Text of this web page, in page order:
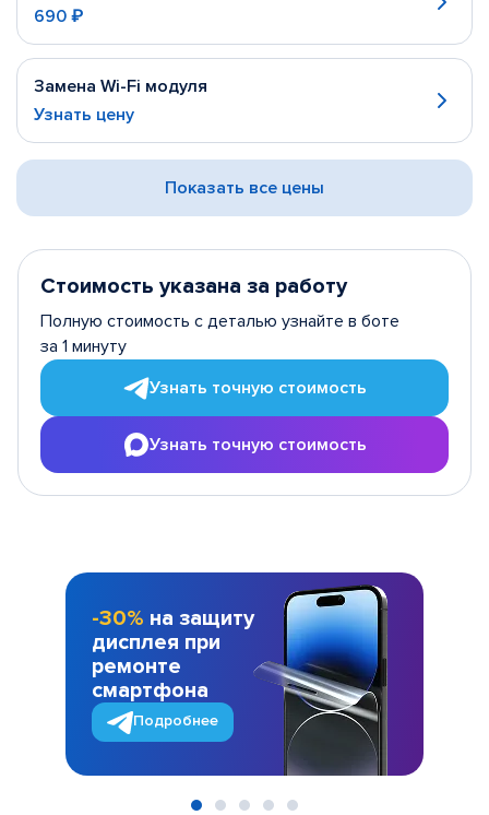
690 ₽
Замена Wi-Fi модуля
Узнать цену
Показать все цены
Стоимость указана за работу
Полную стоимость с деталью узнайте в боте
за 1 минуту
Узнать точную стоимость
Узнать точную стоимость
-30% на защиту
дисплея при
ремонте
смартфона
Подробнее